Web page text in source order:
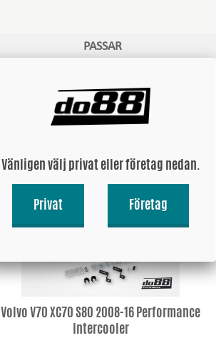
PASSAR
Volvo V70 XC70 S80 2008-16 Performance
Intercooler
Vänligen välj privat eller företag nedan.
Privat Företag